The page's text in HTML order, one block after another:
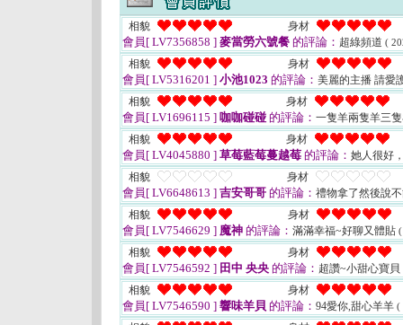
相貌 身材
會員[ LV7356858 ] 麥當勞六號餐 的評論： 超綠頻道 (
相貌 身材
會員[ LV5316201 ] 小池1023 的評論： 美麗的主播 請愛
相貌
身材
會員[ LV1696115 ] 咖咖碰碰 的評論： 一隻羊兩隻羊三
相貌
身材
會員[ LV4045880 ] 草莓藍莓蔓越莓 的評論： 她人很好
相貌
身材
會員[ LV6648613 ] 吉安哥哥 的評論： 禮物拿了然後說
相貌
身材
會員[ LV7546629 ] 魔神 的評論： 滿滿幸福~好聊又體貼
相貌 身材
會員[ LV7546592 ] 田中 央央 的評論： 超讚~小甜心寶貝
相貌
身材
會員[ LV7546590 ]響味羊貝 的評論： 94愛你,甜心羊羊 (